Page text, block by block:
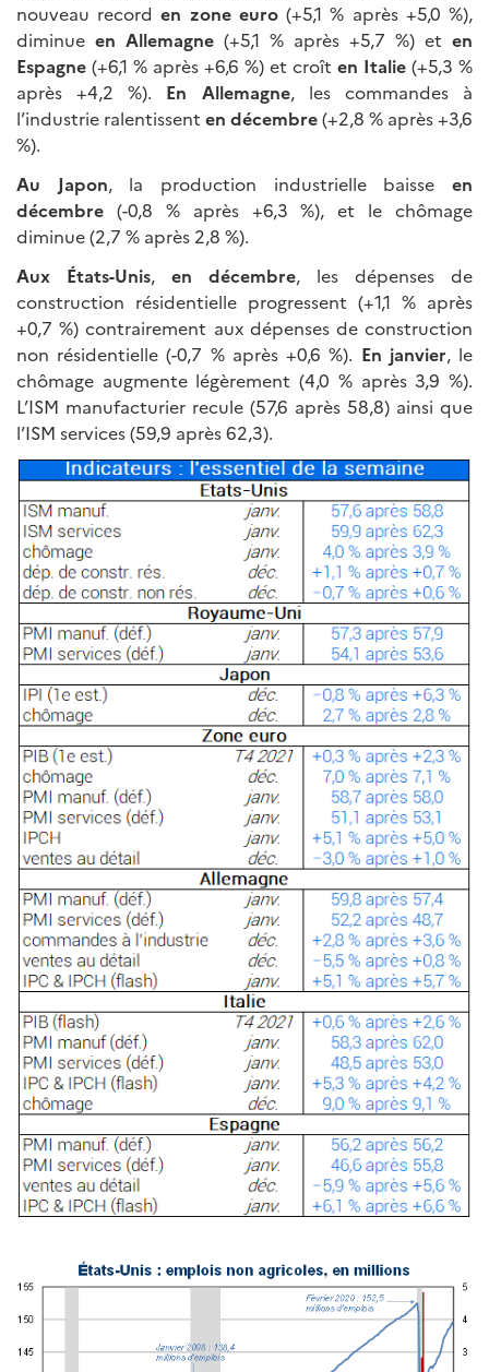
nouveau recorden zone euro(+5,1 % après +5,0 %),
diminue en Allemagne (+5,1 % après +5,7 %) et en
Espagne (+6,1 % après +6,6 %) et croît en Italie (+5,3 %
après +4,2 %). En Allemagne, les commandes à
l’industrie ralentissent en décembre(+2,8 % après +3,6
%).
Au Japon, la production industrielle baisseen
décembre (-0,8 % après +6,3 %), et le chômage
diminue (2,7 % après 2,8 %).
Aux États-Unis, en décembre, les dépenses de
construction résidentielle progressent (+1,1 % après
+0,7 %) contrairement aux dépenses de construction
non résidentielle (-0,7 % après +0,6 %). En janvier, le
chômage augmente légèrement (4,0 % après 3,9 %).
L’ISM manufacturier recule (57,6 après 58,8) ainsi que
l’ISM services (59,9 après 62,3).